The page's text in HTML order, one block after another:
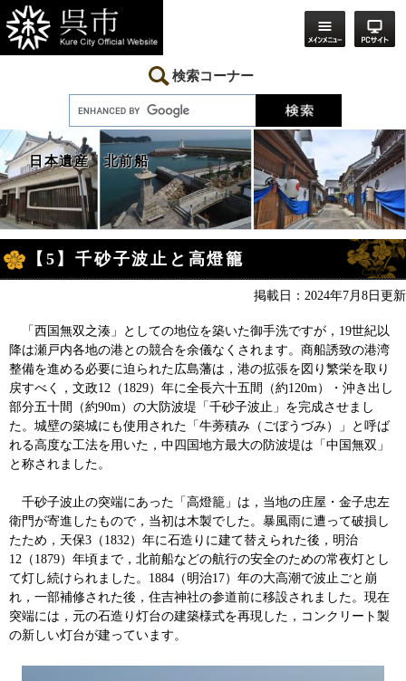
ー
ジ
の
ニ
ュ
ー
て
本
文
へ
検索コーナー
日本遺産 北前船
文
【5】千砂子波止と高燈籠
掲載日：2024年7月8日更新
「西国無双之湊」としての地位を築いた御手洗ですが，19世紀以
降は瀬戸内各地の港との競合を余儀なくされます。商船誘致の港湾
整備を進める必要に迫られた広島藩は，港の拡張を図り繁栄を取り
戻すべく，文政12（1829）年に全長六十五間（約120m）・沖き出し
部分五十間（約90m）の大防波堤「千砂子波止」を完成させまし
た。城壁の築城にも使用された「牛蒡積み（ごぼうづみ）」と呼ば
れる高度な工法を用いた，中四国地方最大の防波堤は「中国無双」
と称されました。
千砂子波止の突端にあった「高燈籠」は，当地の庄屋・金子忠左
衛門が寄進したもので，当初は木製でした。暴風雨に遭って破損し
たため，天保3（1832）年に石造りに建て替えられた後，明治
12（1879）年頃まで，北前船などの航行の安全のための常夜灯とし
て灯し続けられました。1884（明治17）年の大高潮で波止ごと崩
れ，一部補修された後，住吉神社の参道前に移設されました。現在
突端には，元の石造り灯台の建築様式を再現した，コンクリート製
の新しい灯台が建っています。